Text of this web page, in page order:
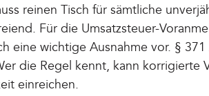
reinen Tisch für sämtliche
Für die Umsatzsteuer-
eine wichtige Ausnahme vor. §
die Regel kennt, kann korrigierte
einreichen.